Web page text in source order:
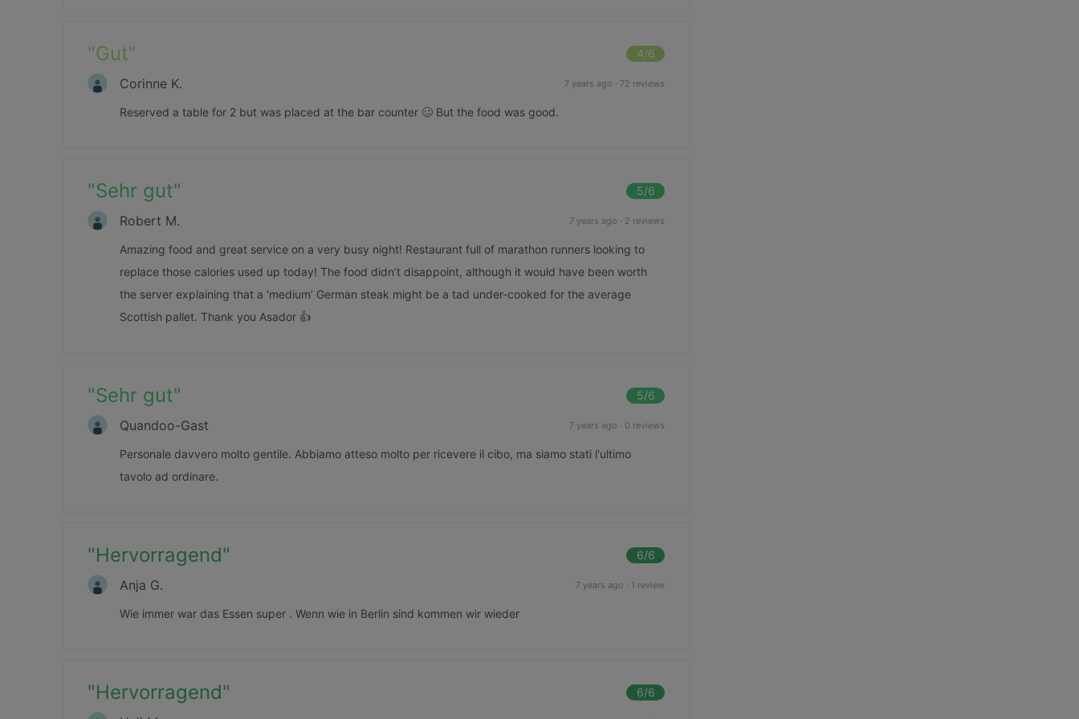
"Gut" 4/6
Corinne K. 7 years ago · 72 reviews
Reserved a table for 2 but was placed at the bar counter 🥴 But the food was good.
"Sehr gut" 5/6
Robert M. 7 years ago · 2 reviews
Amazing food and great service on a very busy night! Restaurant full of marathon runners looking to
replace those calories used up today! The food didn’t disappoint, although it would have been worth
the server explaining that a ‘medium’ German steak might be a tad under-cooked for the average
Scottish pallet. Thank you Asador 👍
"Sehr gut" 5/6
Quandoo-Gast 7 years ago · 0 reviews
Personale davvero molto gentile. Abbiamo atteso molto per ricevere il cibo, ma siamo stati l'ultimo
tavolo ad ordinare.
"Hervorragend" 6/6
Anja G. 7 years ago · 1 review
Wie immer war das Essen super . Wenn wie in Berlin sind kommen wir wieder
"Hervorragend" 6/6